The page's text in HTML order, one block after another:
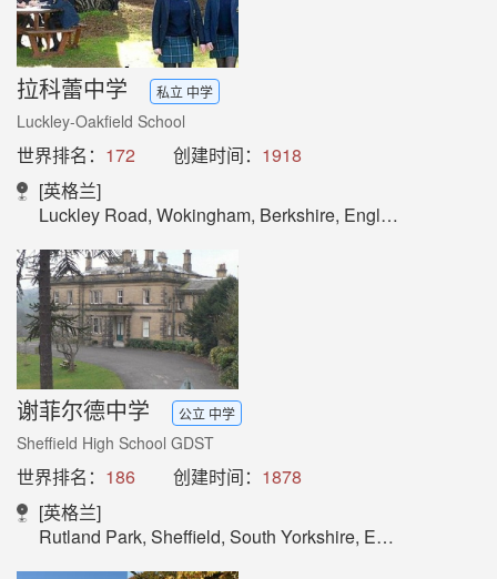
拉科蕾中学 私立 中学
Luckley-Oakfield School
世界排名： 172 创建时间： 1918
[英格兰]
Luckley Road, Wokingham, Berkshire, England
谢菲尔德中学 公立 中学
Sheffield High School GDST
世界排名： 186 创建时间： 1878
[英格兰]
Rutland Park, Sheffield, South Yorkshire, England